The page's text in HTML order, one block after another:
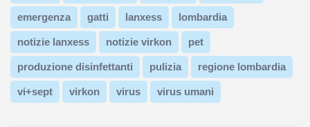
emergenza gatti lanxess lombardia
notizie lanxess notizie virkon pet
produzione disinfettanti pulizia regione lombardia
vi+sept virkon virus virus umani